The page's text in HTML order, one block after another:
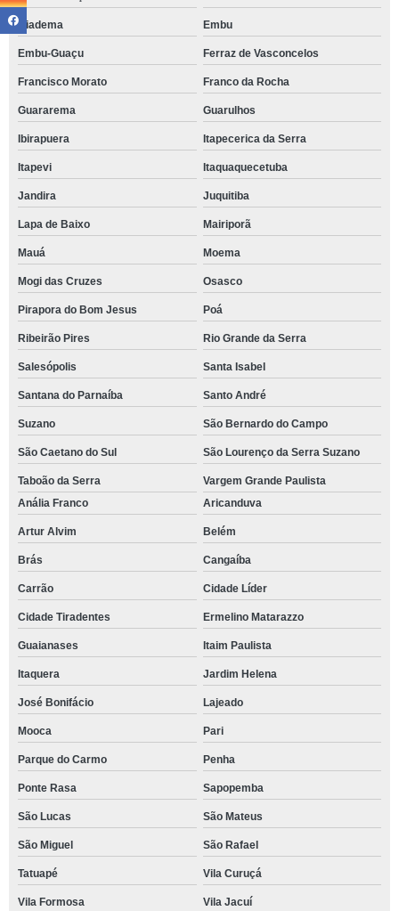
Diadema Embu
Embu-Guaçu Ferraz de Vasconcelos
Francisco Morato Franco da Rocha
Guararema Guarulhos
Ibirapuera Itapecerica da Serra
Itapevi Itaquaquecetuba
Jandira Juquitiba
Lapa de Baixo Mairiporã
Mauá Moema
Mogi das Cruzes Osasco
Pirapora do Bom Jesus Poá
Ribeirão Pires Rio Grande da Serra
Salesópolis Santa Isabel
Santana do Parnaíba Santo André
Suzano São Bernardo do Campo
São Caetano do Sul São Lourenço da Serra Suzano
Taboão da Serra
Vargem Grande Paulista
Anália Franco
Aricanduva
Artur Alvim Belém
Brás Cangaíba
Carrão Cidade Líder
Cidade Tiradentes Ermelino Matarazzo
Guaianases Itaim Paulista
Itaquera Jardim Helena
José Bonifácio Lajeado
Mooca Pari
Parque do Carmo Penha
Ponte Rasa Sapopemba
São Lucas São Mateus
São Miguel São Rafael
Tatuapé Vila Curuçá
Vila Formosa Vila Jacuí